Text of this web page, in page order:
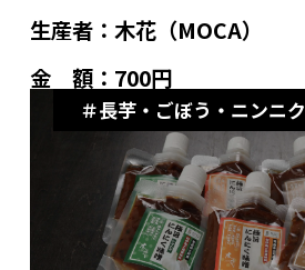
生産者： 木花（MOCA）
金 額： 700円
長芋・ごぼう・ニンニク